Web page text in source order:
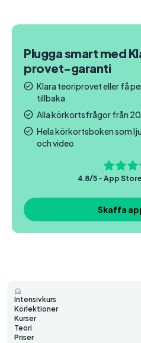
Plugga smart med
provet-garanti
Klara teoriprovet eller få
tillbaka
Alla körkortsfrågor från
Hela körkortsboken som
och video
4.8/5 - App
Skaffa
Intensivkurs
Körlektioner
Kurser
Teori
Priser